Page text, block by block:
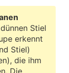
Stiel
erkennt
Stiel)
die ihm
Die